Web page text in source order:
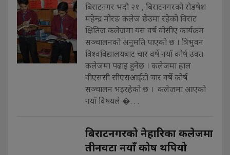
बिराटनगर भदौ २१ , बिराटनगरको रोडषेश
महेन्द्र मोरङ कलेज छेउमा रहेको विराट
क्षितिज कलेजमा यस वर्ष वीसीए कार्यक्रम
सञ्चालनको अनुमति पाएको छ । त्रिभुवन
विश्वविद्यालयबाट चार वर्षे नयाँ कोर्ष उक्त
कलेजमा पढाइ हुनेछ । कलेजमा हाल
वीएससी सीएसआईटी चार वर्षे कोर्ष
सञ्चालन भइरहेको छ । कलेजमा आएको
नयाँ विषयले �. . .
बिराटनगरको नेहारिका कलेजमा
तीनवटा नयाँ कोष थपियो